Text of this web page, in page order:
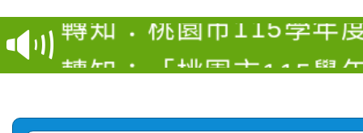
結果(第4招)
學年度第1學期第7次代
結果(第12招)
轉知：桃園市115學年
賽及師生本土語及新住
轉知：「桃園市115學